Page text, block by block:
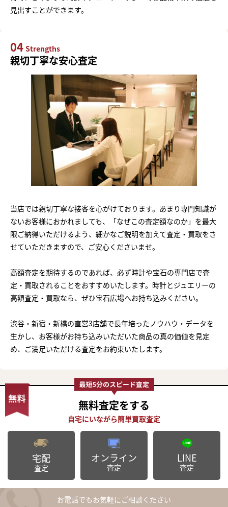
見出すことができます。
04 Strengths
親切丁寧な安心査定
当店では親切丁寧な接客を心がけております。あまり専門知識が
ないお客様におかれましても、「なぜこの査定額なのか」を最大
限ご納得いただけるよう、細かなご説明を加えて査定・買取をさ
せていただきますので、ご安心くださいませ。
高額査定を期待するのであれば、必ず時計や宝石の専門店で査
定・買取されることをおすすめいたします。時計とジュエリーの
高額査定・買取なら、ぜひ宝石広場へお持ち込みください。
渋谷・新宿・新橋の直営3店舗で長年培ったノウハウ・データを
生かし、お客様がお持ち込みいただいた商品の真の価値を見定
め、ご満足いただける査定をお約束いたします。
無料査定をする
宅配
査定
オンライン
査定
LINE
査定
お電話でもお気軽にご相談ください